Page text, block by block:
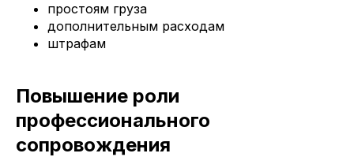
простоям груза
дополнительным расходам
штрафам
Повышение роли
профессионального
сопровождения